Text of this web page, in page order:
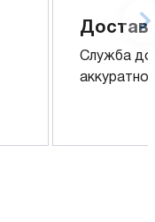
Служба
аккуратно